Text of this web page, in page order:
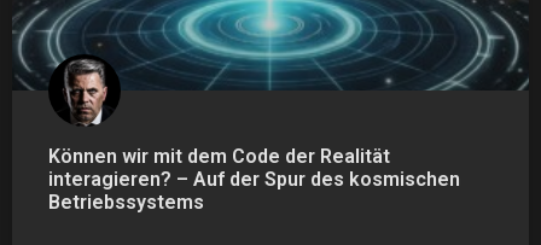
Können wir mit dem Code der Realität
interagieren? – Auf der Spur des kosmischen
Betriebssystems